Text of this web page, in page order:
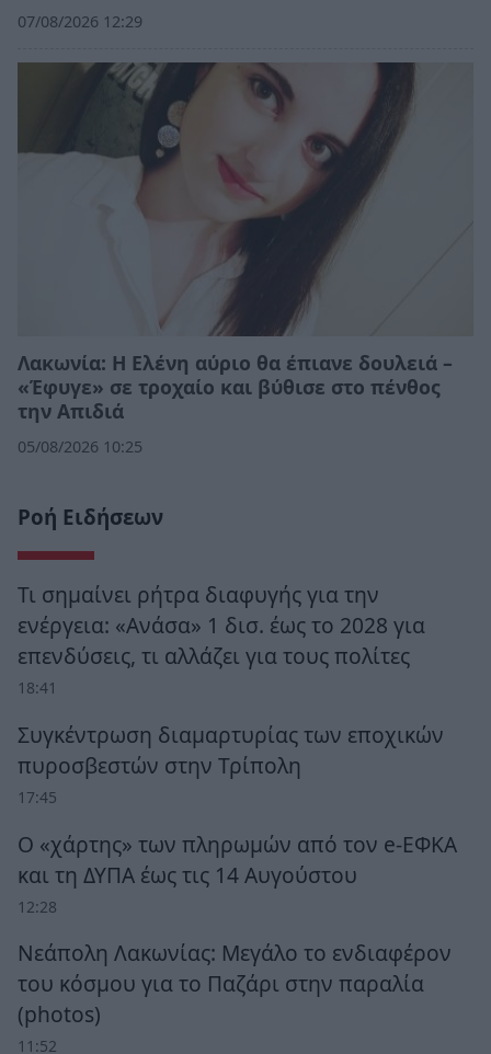
07/08/2026 12:29
Λακωνία: Η Ελένη αύριο θα έπιανε δουλειά –
«Έφυγε» σε τροχαίο και βύθισε στο πένθος
την Απιδιά
05/08/2026 10:25
Ροή Ειδήσεων
Τι σημαίνει ρήτρα διαφυγής για την
ενέργεια: «Ανάσα» 1 δισ. έως το 2028 για
επενδύσεις, τι αλλάζει για τους πολίτες
18:41
Συγκέντρωση διαμαρτυρίας των εποχικών
πυροσβεστών στην Τρίπολη
17:45
Ο «χάρτης» των πληρωμών από τον e-ΕΦΚΑ
και τη ΔΥΠΑ έως τις 14 Αυγούστου
12:28
Νεάπολη Λακωνίας: Μεγάλο το ενδιαφέρον
του κόσμου για το Παζάρι στην παραλία
(photos)
11:52